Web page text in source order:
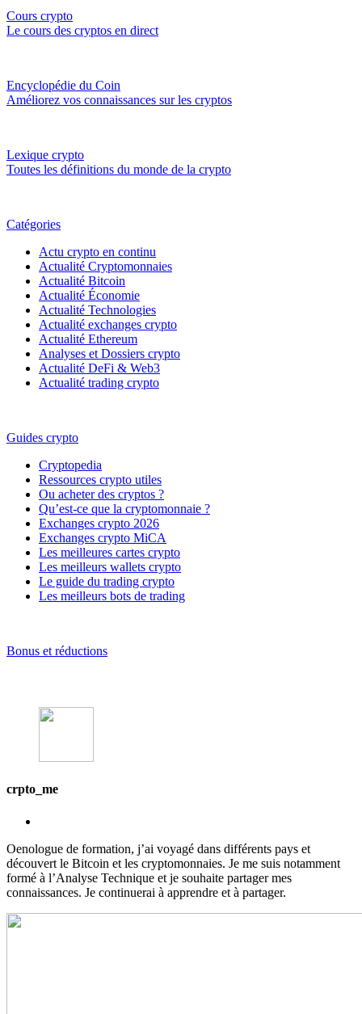
Cours crypto
Le cours des cryptos en direct
Encyclopédie du Coin
Améliorez vos connaissances sur les cryptos
Lexique crypto
Toutes les définitions du monde de la crypto
Catégories
Actu crypto en continu
Actualité Cryptomonnaies
Actualité Bitcoin
Actualité Économie
Actualité Technologies
Actualité exchanges crypto
Actualité Ethereum
Analyses et Dossiers crypto
Actualité DeFi & Web3
Actualité trading crypto
Guides crypto
Cryptopedia
Ressources crypto utiles
Ou acheter des cryptos ?
Qu’est-ce que la cryptomonnaie ?
Exchanges crypto 2026
Exchanges crypto MiCA
Les meilleures cartes crypto
Les meilleurs wallets crypto
Le guide du trading crypto
Les meilleurs bots de trading
Bonus et réductions
crpto_me
Oenologue de formation, j’ai voyagé dans différents pays et
découvert le Bitcoin et les cryptomonnaies. Je me suis notamment
formé à l’Analyse Technique et je souhaite partager mes
connaissances. Je continuerai à apprendre et à partager.